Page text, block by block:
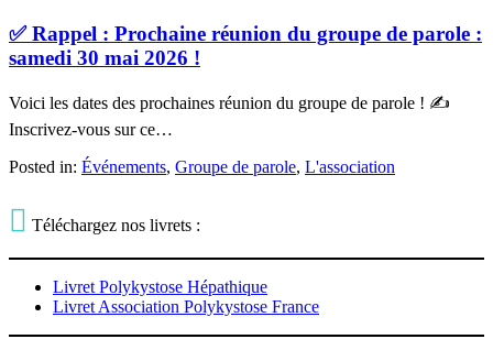
✅ Rappel : Prochaine réunion du groupe de parole :
samedi 30 mai 2026 !
Voici les dates des prochaines réunion du groupe de parole ! ✍
Inscrivez-vous sur ce…
Posted in: Événements, Groupe de parole, L'association
 Téléchargez nos livrets :
Livret Polykystose Hépathique
Livret Association Polykystose France